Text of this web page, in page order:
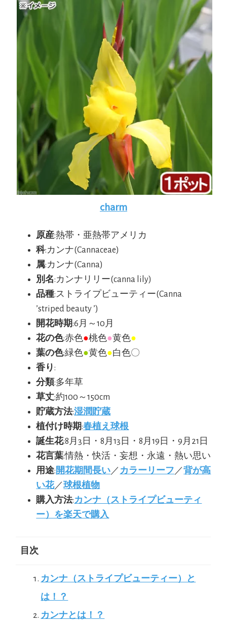
charm
原産:熱帯・亜熱帯アメリカ
科:カンナ(Cannaceae)
属:カンナ(Canna)
別名:カンナリリー(canna lily)
品種:ストライプビューティー(Canna
’striped beauty ’)
開花時期:6月～10月
花の色:赤色●桃色●黄色●
葉の色:緑色●黄色●白色〇
香り:
分類:多年草
草丈:約100～150cm
貯蔵方法:湿潤貯蔵
植付け時期:春植え球根
誕生花:8月3日・8月13日・8月19日・9月21日
花言葉:情熱・快活・妄想・永遠・熱い思い
用途: 開花期間長い／ カラーリーフ ／背が高
い花／球根植物
購入方法:カンナ（ストライプビューティ
ー）を楽天で購入
目次
カンナ（ストライプビューティー）と
は！？
カンナとは！？